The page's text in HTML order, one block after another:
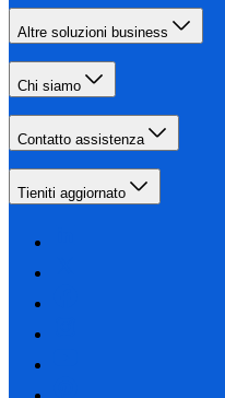
Altre soluzioni business
Chi siamo
Contatto assistenza
Tieniti aggiornato